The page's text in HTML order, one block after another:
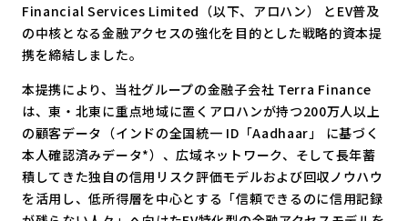
Financial Services Limited（以下、アロハン） とEV普及
の中核となる金融アクセスの強化を目的とした戦略的資本提
携を締結しました。
本提携により、当社グループの金融子会社 Terra Finance
は、東・北東に重点地域に置くアロハンが持つ200万人以上
の顧客データ（インドの全国統一 ID「Aadhaar」 に基づく
本人確認済みデータ*）、広域ネットワーク、そして長年蓄
積してきた独自の信用リスク評価モデルおよび回収ノウハウ
を活用し、低所得層を中心とする「信頼できるのに信用記録